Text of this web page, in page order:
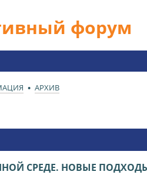
форум
АРХИВ
СРЕДЕ. НОВЫЕ